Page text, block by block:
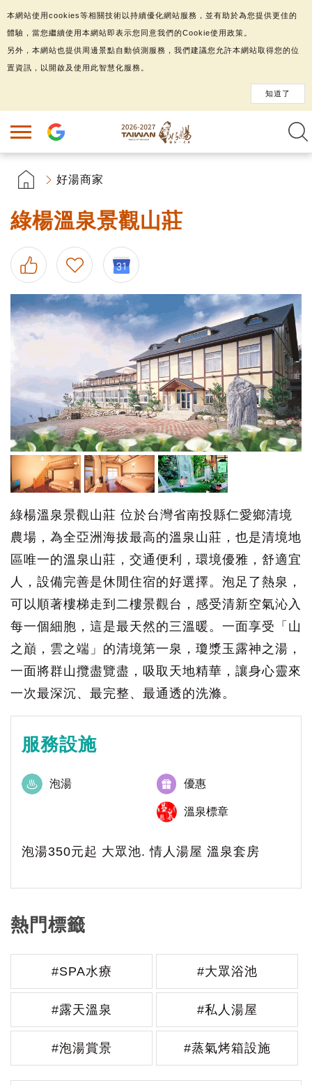
好湯商家
綠楊溫泉景觀山莊
綠楊溫泉景觀山莊 位於台灣省南投縣仁愛鄉清境
農場，為全亞洲海拔最高的溫泉山莊，也是清境地
區唯一的溫泉山莊，交通便利，環境優雅，舒適宜
人，設備完善是休閒住宿的好選擇。泡足了熱泉，
可以順著樓梯走到二樓景觀台，感受清新空氣沁入
每一個細胞，這是最天然的三溫暖。一面享受「山
之巔，雲之端」的清境第一泉，瓊漿玉露神之湯，
一面將群山攬盡覽盡，吸取天地精華，讓身心靈來
一次最深沉、最完整、最通透的洗滌。
服務設施
泡湯 優惠
溫泉標章
泡湯350元起 大眾池. 情人湯屋 溫泉套房
熱門標籤
#SPA水療 #大眾浴池
#露天溫泉 #私人湯屋
#泡湯賞景 #蒸氣烤箱設施
本網站使用cookies等相關技術以持續優化網站服務，並有助於為您提供更佳的
體驗，當您繼續使用本網站即表示您同意我們的Cookie使用政策。
另外，本網站也提供周邊景點自動偵測服務，我們建議您允許本網站取得您的位
置資訊，以開啟及使用此智慧化服務。
知道了